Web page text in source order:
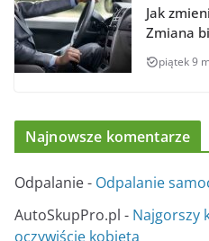
Jak
Zmiana
piątek 9
Najnowsze komentarze
Odpalanie- Odpalanie
AutoSkupPro.pl - Najgorszy
oczywiście kobieta